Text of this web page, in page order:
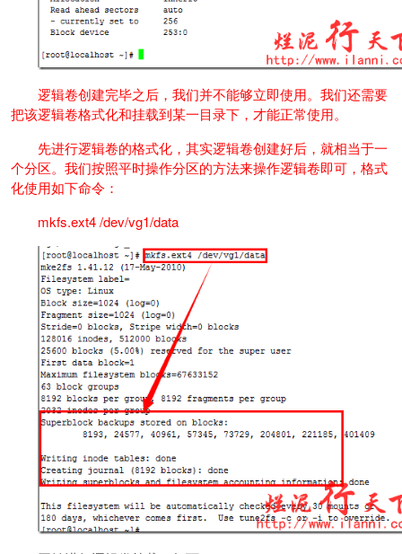
逻辑卷创建完毕之后，我们并不能够立即使用。我们还需要
把该逻辑卷格式化和挂载到某一目录下，才能正常使用。
先进行逻辑卷的格式化，其实逻辑卷创建好后，就相当于一
个分区。我们按照平时操作分区的方法来操作逻辑卷即可，格式
化使用如下命令：
mkfs.ext4 /dev/vg1/data